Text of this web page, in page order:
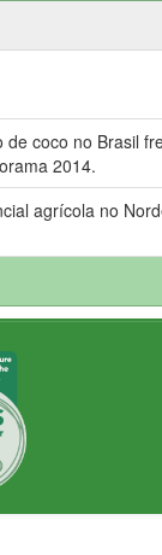
coco no Brasil
2014.
agrícola no